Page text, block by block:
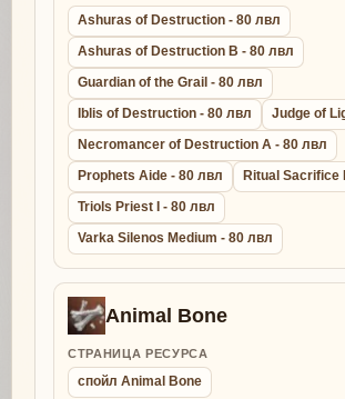
Ashuras of Destruction - 80 лвл
Ashuras of Destruction B - 80 лвл
Guardian of the Grail - 80 лвл
Iblis of Destruction - 80 лвл
Judge of
Necromancer of Destruction A - 80 лвл
Prophets Aide - 80 лвл
Ritual Sacrifice
Triols Priest I - 80 лвл
Varka Silenos Medium - 80 лвл
Animal Bone
СТРАНИЦА РЕСУРСА
спойл Animal Bone